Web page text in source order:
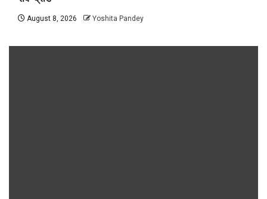
August 8, 2026 Yoshita Pandey